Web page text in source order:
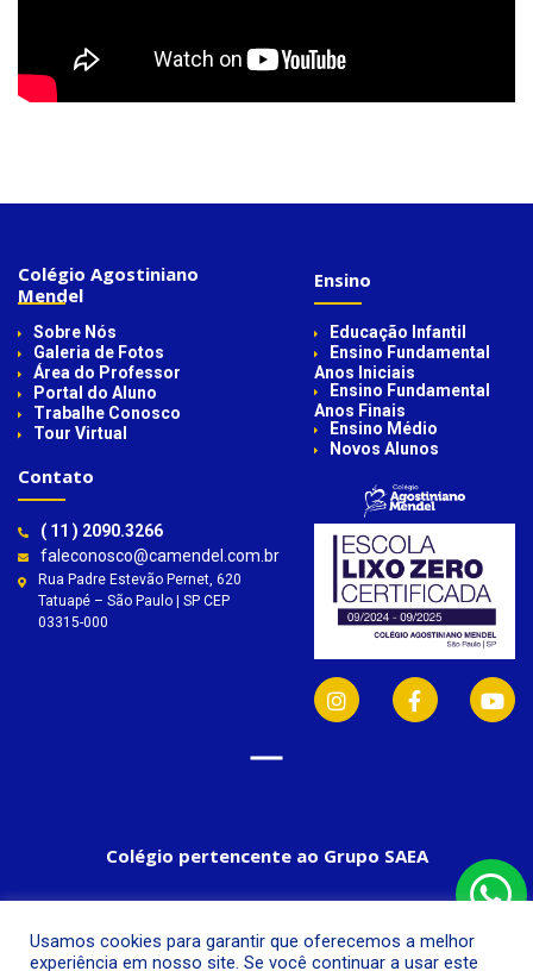
Usamos cookies para garantir que oferecemos a melhor
experiência em nosso site. Se você continuar a usar este
Colégio Agostiniano
Mendel
Sobre Nós
Galeria de Fotos
Área do Professor
Portal do Aluno
Trabalhe Conosco
Tour Virtual
Ensino
Educação Infantil
Ensino Fundamental
Anos Iniciais
Ensino Fundamental
Anos Finais
Ensino Médio
Novos Alunos
Colégio pertencente ao Grupo SAEA
Contato
( 11 ) 2090.3266
faleconosco@camendel.com.br
Rua Padre Estevão Pernet, 620
Tatuapé – São Paulo | SP CEP
03315-000